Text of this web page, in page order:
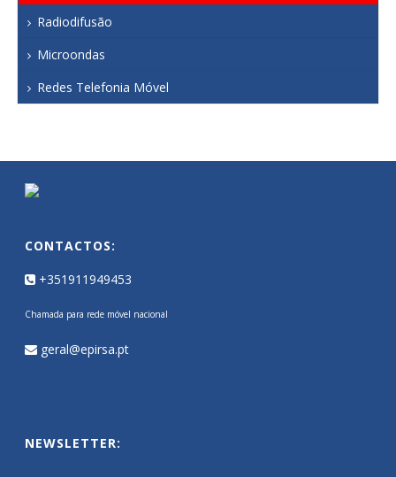
Radiodifusão
Microondas
Redes Telefonia Móvel
CONTACTOS:
+351911949453
Chamada para rede móvel nacional
geral@epirsa.pt
NEWSLETTER: